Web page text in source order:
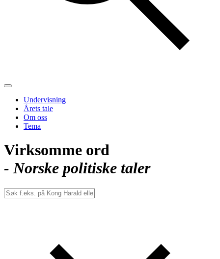
Undervisning
Årets tale
Om oss
Tema
Virksomme ord
- Norske politiske taler